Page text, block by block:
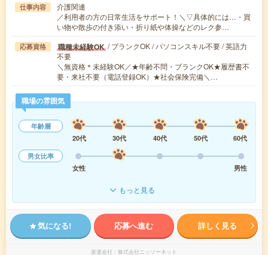
仕事内容
介護関連
／利用者の方の日常生活をサポート！＼▽具体的には…・買
い物や散歩の付き添い・折り紙や体操などのレク参…
応募資格 職種未経験OK / ブランクOK / パソコンスキル不要 / 英語力
不要
＼無資格＊未経験OK／★年齢不問・ブランクOK★履歴書不
要・来社不要（電話登録OK）★社会保険完備＼…
職場の雰囲気
年齢層
20代
30代 40代 50代
60代
男女比率
女性
男性
もっと見る
気になる! 応募へ進む 詳しく見る
派遣会社 株式会社ニッソーネット